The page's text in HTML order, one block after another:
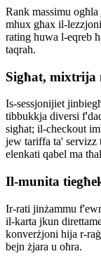
Rank massimu
mhux għax il-
rating huwa l-eqreb
taqrah.
Sigħat, mixtrija
Is-sessjonijiet
tibbukkja diversi
sigħat; il-checkout
jew tariffa ta' servizz
elenkati qabel ma
Il-munita
Ir-rati jinżammu
il-karta jkun
konverżjoni hija r-
bejn żjara u oħra.